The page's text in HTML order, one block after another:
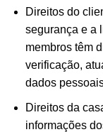
Direitos do
segurança e a
membros têm
verificação,
dados
Direitos da
informações